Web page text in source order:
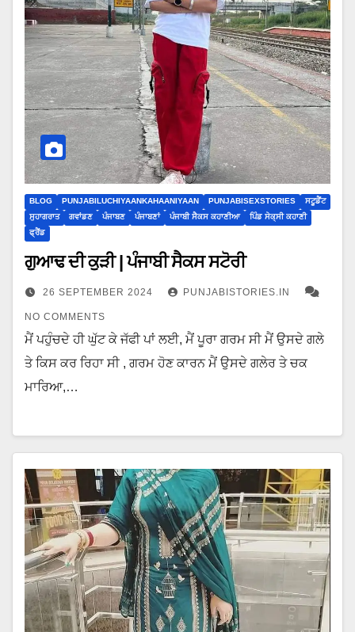
BLOG PUNJABILUCHIYAANKAHAANIYAAN PUNJABISEXSTORIES
ਸਟੂਡੈਂਟ
ਸੁਹਾਗਰਾਤ
ਗਵਾਂਡਣ ਪੰਜਾਬਣ ਪੰਜਾਬਣਾਂ ਪੰਜਾਬੀ ਸੈਕਸ ਕਹਾਣੀਆ
ਪਿੰਡ ਸੇਕ੍ਸੀ ਕਹਾਣੀ
ਫ੍ਰੈਂਡ
ਗੁਆਢ ਦੀ ਕੁੜੀ | ਪੰਜਾਬੀ ਸੈਕਸ ਸਟੋਰੀ
26 SEPTEMBER 2024 PUNJABISTORIES.IN
NO COMMENTS
ਮੈਂ ਪਹੁੰਚਦੇ ਹੀ ਘੁੱਟ ਕੇ ਜੱਫੀ ਪਾਂ ਲਈ, ਮੈਂ ਪੂਰਾ ਗਰਮ ਸੀ ਮੈਂ ਉਸਦੇ ਗਲੇ
ਤੇ ਕਿਸ ਕਰ ਰਿਹਾ ਸੀ , ਗਰਮ ਹੋਣ ਕਾਰਨ ਮੈਂ ਉਸਦੇ ਗਲੇਰ ਤੇ ਚਕ
ਮਾਰਿਆ,…